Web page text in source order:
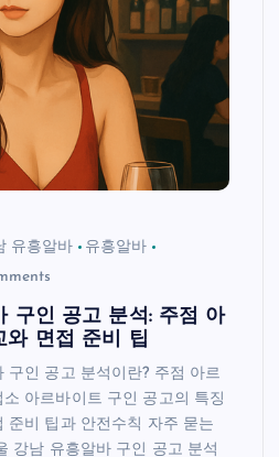
유흥알바
유흥알바
구인 공고 분석: 주점 아
와 면접 준비 팁
구인 공고 분석이란? 주점 아르
아르바이트 구인 공고의 특징
준비 팁과 안전수칙 자주 묻는
강남 유흥알바 구인 공고 분석